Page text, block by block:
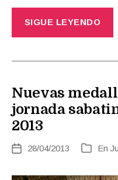
SIGUE LEYENDO
Nuevas
jornada
2013
Fecha
la
28/04/2013 En